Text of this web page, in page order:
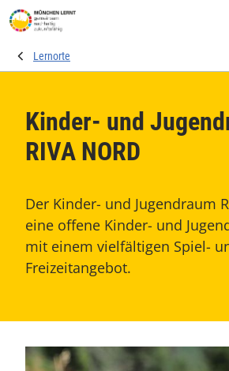
Lernorte
Kinder- und
RIVA NORD
Der Kinder- und Jugendraum
eine offene Kinder- und
mit einem vielfältigen Spiel-
Freizeitangebot.